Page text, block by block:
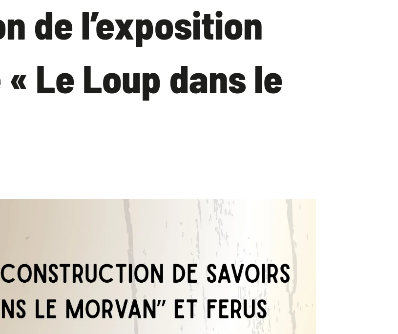
de l’exposition
Le Loup dans le